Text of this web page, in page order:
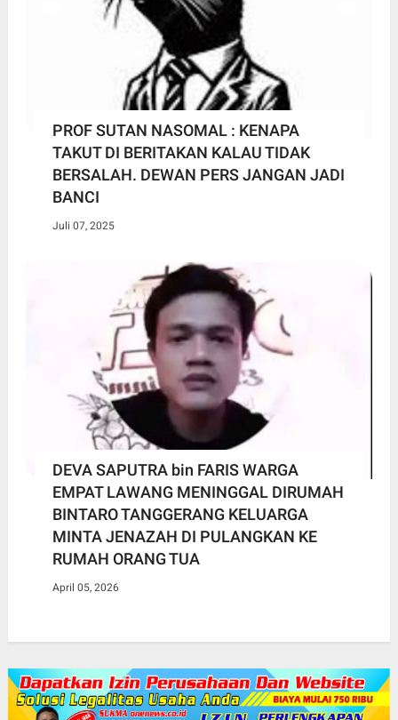
PROF SUTAN NASOMAL : KENAPA
TAKUT DI BERITAKAN KALAU TIDAK
BERSALAH. DEWAN PERS JANGAN JADI
BANCI
Juli 07, 2025
DEVA SAPUTRA bin FARIS WARGA
EMPAT LAWANG MENINGGAL DIRUMAH
BINTARO TANGGERANG KELUARGA
MINTA JENAZAH DI PULANGKAN KE
RUMAH ORANG TUA
April 05, 2026